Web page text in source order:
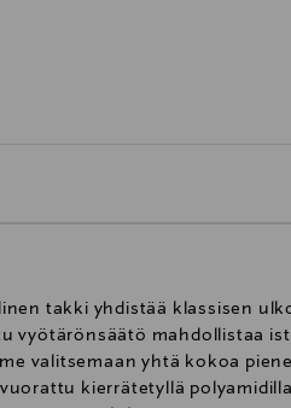
takki yhdistää klassisen
vyötärönsäätö mahdollistaa
valitsemaan yhtä kokoa
kierrätetyllä